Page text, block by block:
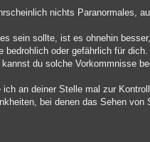
nichts Paranormales,
sein sollte, ist es ohnehin
bedrohlich oder gefährlich für dich.
du solche Vorkommnisse
an deiner Stelle mal zur
bei denen das Sehen von